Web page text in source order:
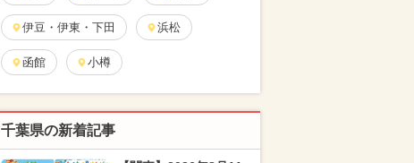
伊豆・伊東・下田 浜松
函館 小樽
千葉県の新着記事